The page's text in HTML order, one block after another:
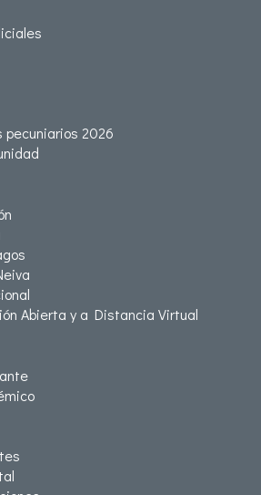
pecuniarios 2026
Abierta y a Distancia Virtual